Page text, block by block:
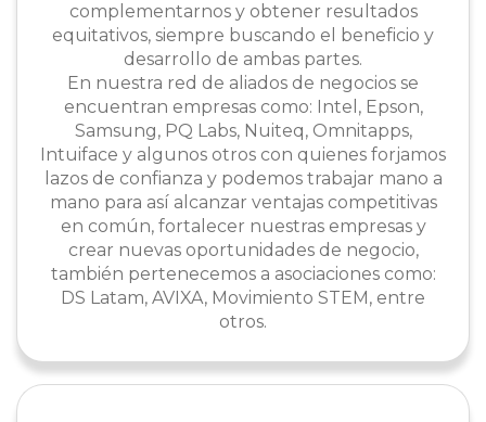
complementarnos y obtener resultados
equitativos, siempre buscando el beneficio y
desarrollo de ambas partes.
En nuestra red de aliados de negocios se
encuentran empresas como: Intel, Epson,
Samsung, PQ Labs, Nuiteq, Omnitapps,
Intuiface y algunos otros con quienes forjamos
lazos de confianza y podemos trabajar mano a
mano para así alcanzar ventajas competitivas
en común, fortalecer nuestras empresas y
crear nuevas oportunidades de negocio,
también pertenecemos a asociaciones como:
DS Latam, AVIXA, Movimiento STEM, entre
otros.